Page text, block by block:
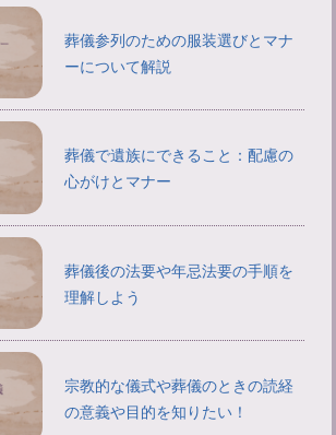
葬儀参列のための服装選びとマナ
ーについて解説
葬儀で遺族にできること：配慮の
心がけとマナー
葬儀後の法要や年忌法要の手順を
理解しよう
宗教的な儀式や葬儀のときの読経
の意義や目的を知りたい！